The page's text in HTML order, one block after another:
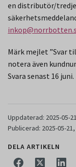
en distributör/
Märk mejlet ”Svar
notera även
Svara senast 16 juni.
Uppdaterad: 2025-05-
Publicerad: 2025-05-21,
DELA ARTIKELN